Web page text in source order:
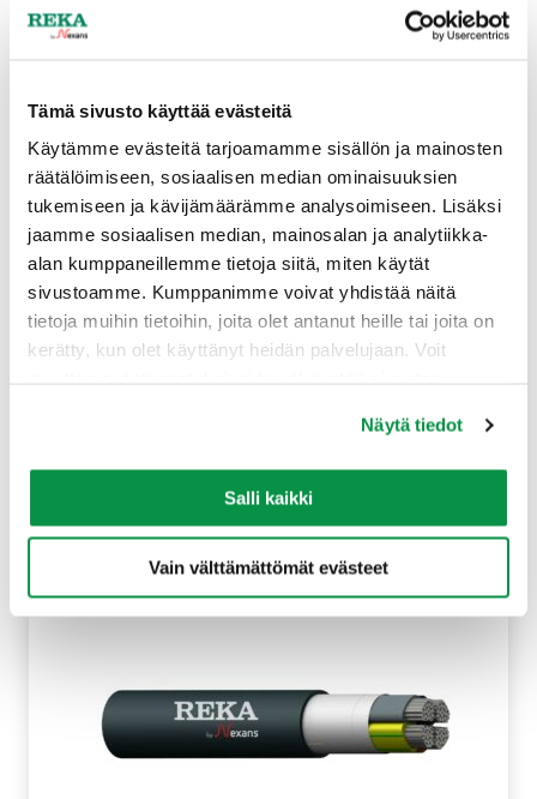
Tämä sivusto käyttää evästeitä
Käytämme evästeitä tarjoamamme sisällön ja mainosten
räätälöimiseen, sosiaalisen median ominaisuuksien
tukemiseen ja kävijämäärämme analysoimiseen. Lisäksi
jaamme sosiaalisen median, mainosalan ja analytiikka-
alan kumppaneillemme tietoja siitä, miten käytät
sivustoamme. Kumppanimme voivat yhdistää näitä
tietoja muihin tietoihin, joita olet antanut heille tai joita on
kerätty, kun olet käyttänyt heidän palvelujaan. Voit
Näytä tiedot
Salli kaikki
Vain välttämättömät evästeet
AXCMK-HF / AXQJ / IFSI-Al
AXMK